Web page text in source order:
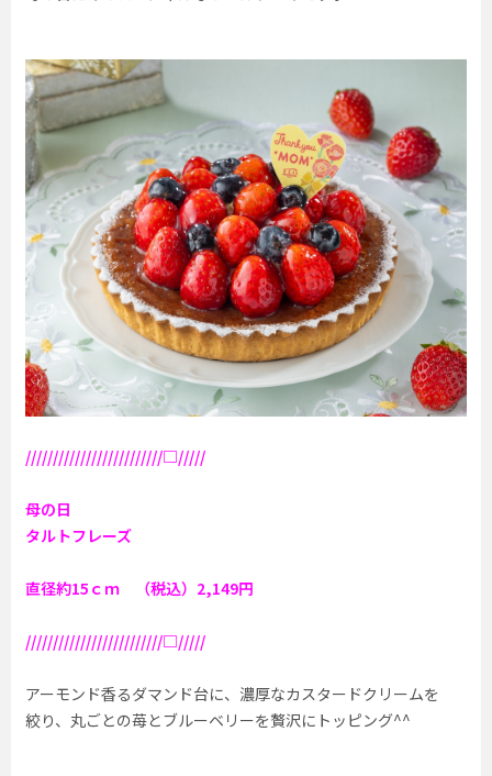
/////////////////////////□/////
母の日
タルトフレーズ
直径約15ｃｍ （税込）2,149円
/////////////////////////□/////
アーモンド香るダマンド台に、濃厚なカスタードクリームを
絞り、丸ごとの苺とブルーベリーを贅沢にトッピング^^